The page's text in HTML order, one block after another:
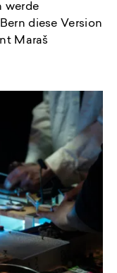
werde
diese Version
Maraš